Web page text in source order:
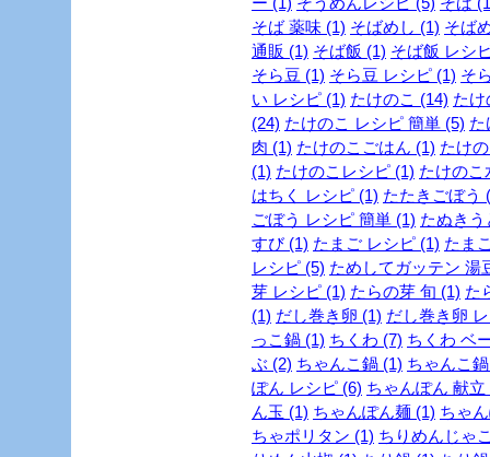
そば 薬味 (1) そばめし (1) そば
通販 (1) そば飯 (1) そば飯 レシ
そら豆 (1) そら豆 レシピ (1) そ
い レシピ (1) たけのこ (14) たけ
(24) たけのこ レシピ 簡単 (5) た
肉 (1) たけのこごはん (1) たけ
(1) たけのこレシピ (1) たけのこ
はちく レシピ (1) たたきごぼう
ごぼう レシピ 簡単 (1) たぬきう
すび (1) たまご レシピ (1) たま
レシピ (5) ためしてガッテン 湯
芽 レシピ (1) たらの芽 旬 (1) た
(1) だし巻き卵 (1) だし巻き卵
っこ鍋 (1) ちくわ (7) ちくわ ベ
ぶ (2) ちゃんこ鍋 (1) ちゃんこ
ぽん レシピ (6) ちゃんぽん 献立
ん玉 (1) ちゃんぽん麺 (1) ちゃ
ちゃポリタン (1) ちりめんじゃ